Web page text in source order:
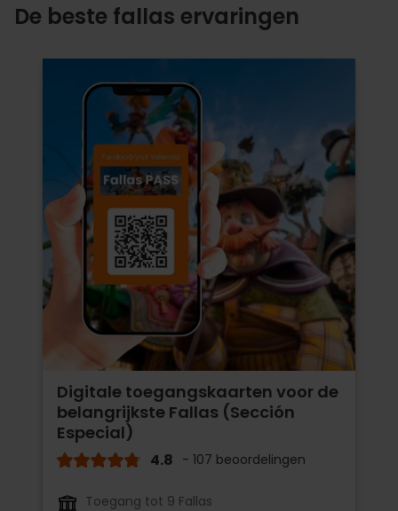
De beste fallas ervaringen
Digitale toegangskaarten voor de
belangrijkste Fallas (Sección
Especial)
4.8 - 107 beoordelingen
Toegang tot 9 Fallas